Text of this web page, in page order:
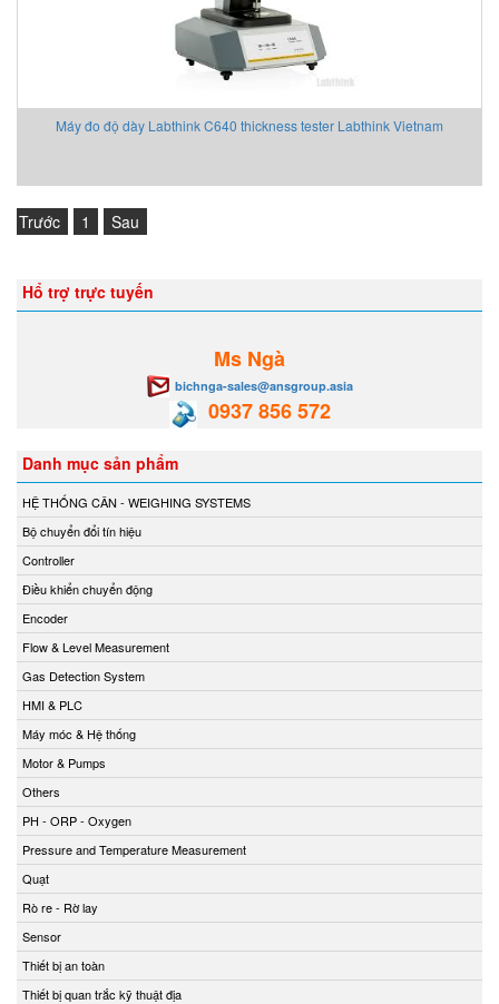
Máy đo độ dày Labthink C640 thickness tester Labthink Vietnam
Trước 1 Sau
Hổ trợ trực tuyến
Ms Ngà
bichnga-sales@ansgroup.asia
0937 856 572
Danh mục sản phẩm
HỆ THỐNG CÂN - WEIGHING SYSTEMS
Bộ chuyển đổi tín hiệu
Controller
Điều khiển chuyển động
Encoder
Flow & Level Measurement
Gas Detection System
HMI & PLC
Máy móc & Hệ thống
Motor & Pumps
Others
PH - ORP - Oxygen
Pressure and Temperature Measurement
Quạt
Rò re - Rờ lay
Sensor
Thiết bị an toàn
Thiết bị quan trắc kỹ thuật địa